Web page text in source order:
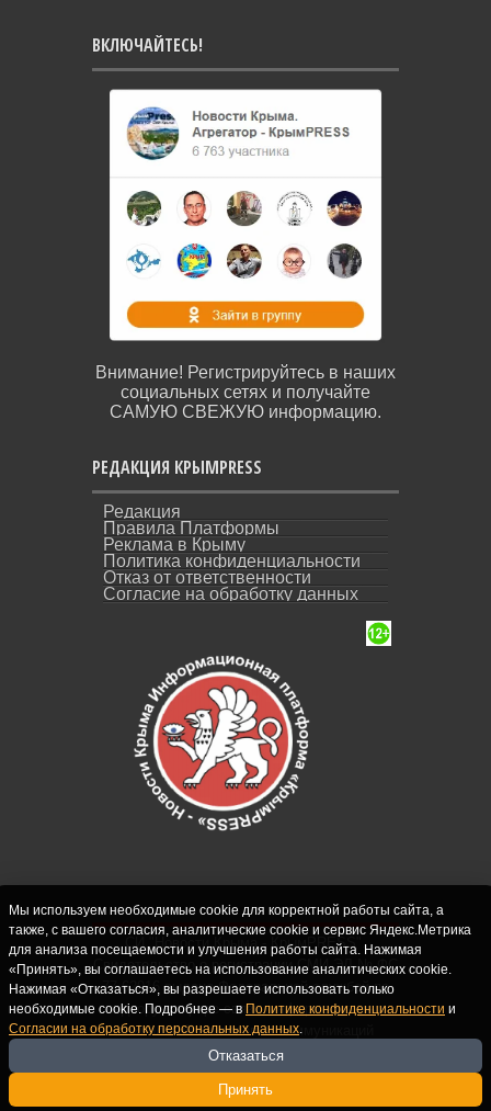
ВКЛЮЧАЙТЕСЬ!
Внимание! Регистрируйтесь в наших
социальных сетях и получайте
САМУЮ СВЕЖУЮ информацию.
РЕДАКЦИЯ КРЫМPRESS
Редакция
Правила Платформы
Реклама в Крыму
Политика конфиденциальности
Отказ от ответственности
Согласие на обработку данных
СИ "Новости Крыма - КрымPRESS".
Свидетельство о регистрации СМИ ЭЛ № ФС
77-62916 выдано Федеральной службой по
надзору в сфере связи, информационных
технологий и массовых коммуникаций
(Роскомнадзор) 10.09.2015. Учредитель и
главный редактор: Крутских С.М. Почта:
crimearfinfo@yandex.ru. Телефон Редакции:
Мы используем необходимые cookie для корректной работы сайта, а
также, с вашего согласия, аналитические cookie и сервис Яндекс.Метрика
для анализа посещаемости и улучшения работы сайта. Нажимая
«Принять», вы соглашаетесь на использование аналитических cookie.
Нажимая «Отказаться», вы разрешаете использовать только
необходимые cookie. Подробнее — в Политике конфиденциальности и
Согласии на обработку персональных данных.
Отказаться
Принять